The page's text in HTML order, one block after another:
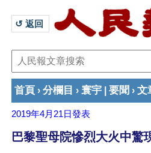
↺ 返回
首頁 › 分欄目 › 寰宇 要聞 › 文
2019年4月21日發表
巴黎聖母院慘烈大火中驚